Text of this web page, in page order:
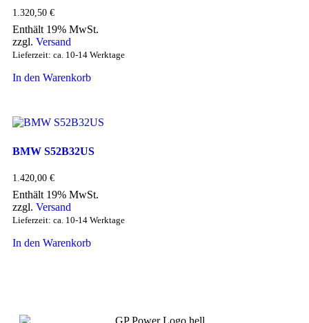
1.320,50 €
Enthält 19% MwSt.
zzgl. Versand
Lieferzeit: ca. 10-14 Werktage
In den Warenkorb
BMW S52B32US
1.420,00 €
Enthält 19% MwSt.
zzgl. Versand
Lieferzeit: ca. 10-14 Werktage
In den Warenkorb